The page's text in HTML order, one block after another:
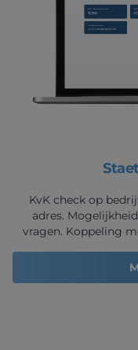
KvK check op
adres.
vragen. Koppeling